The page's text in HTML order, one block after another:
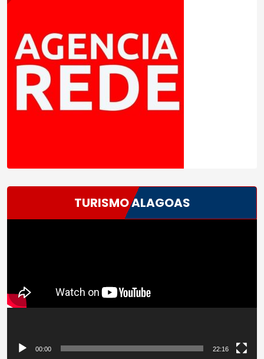
TURISMO ALAGOAS
00:00 22:16